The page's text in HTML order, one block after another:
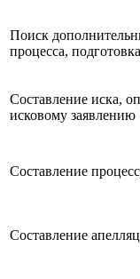
Поиск
процесса,
Составление иска,
исковому заявлению
Составление
Составление